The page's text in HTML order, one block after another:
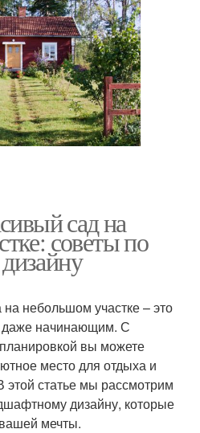
сад на
советы по
небольшом участке – это
даже начинающим. С
вы можете
место для отдыха и
статье мы рассмотрим
дизайну, которые
мечты.